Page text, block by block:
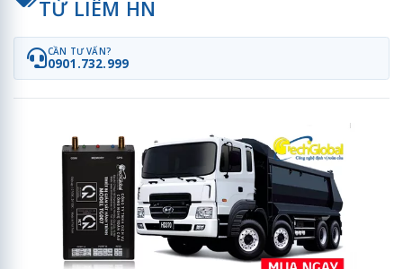
TỪ LIÊM HN
CẦN TƯ VẤN?
0901.732.999